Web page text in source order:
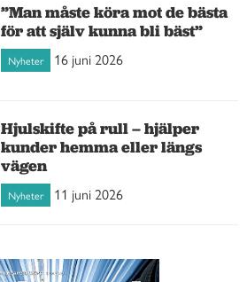
”Man måste köra mot de bästa
för att själv kunna bli bäst”
Nyheter 16 juni 2026
Hjulskifte på rull – hjälper
kunder hemma eller längs
vägen
Nyheter 11 juni 2026